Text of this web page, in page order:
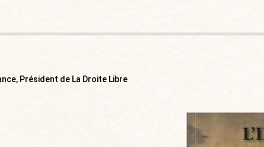
Président de La Droite Libre